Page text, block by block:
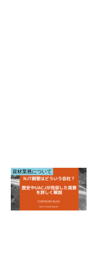
資材業務について